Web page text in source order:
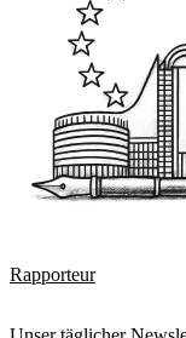
Rapporteur